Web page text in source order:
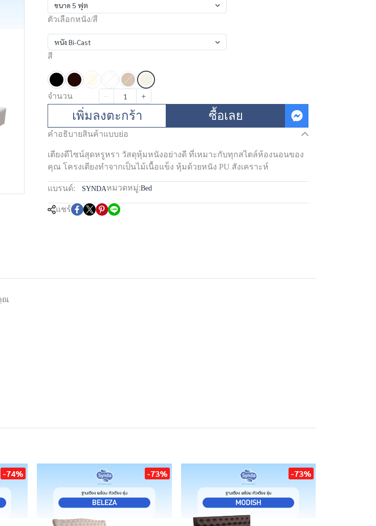
ขนาด 5 ฟุต
ตัวเลือกหนัง/สี
หนัง Bi-Cast
สี
จำนวน
เพิ่มลงตะกร้า ซื้อเลย
คำอธิบายสินค้าแบบย่อ
เตียงดีไซน์สุดหรูหรา วัสดุหุ้มหนังอย่างดี ที่เหมาะกับทุกสไตล์ห้องนอนของ
คุณ โครงเตียงทำจากเป็นไม้เนื้อแข็ง หุ้มด้วยหนัง PU สังเคราะห์
แบรนด์: SYNDAหมวดหมู่:Bed
แชร์
ณ
-74% -73% -73%